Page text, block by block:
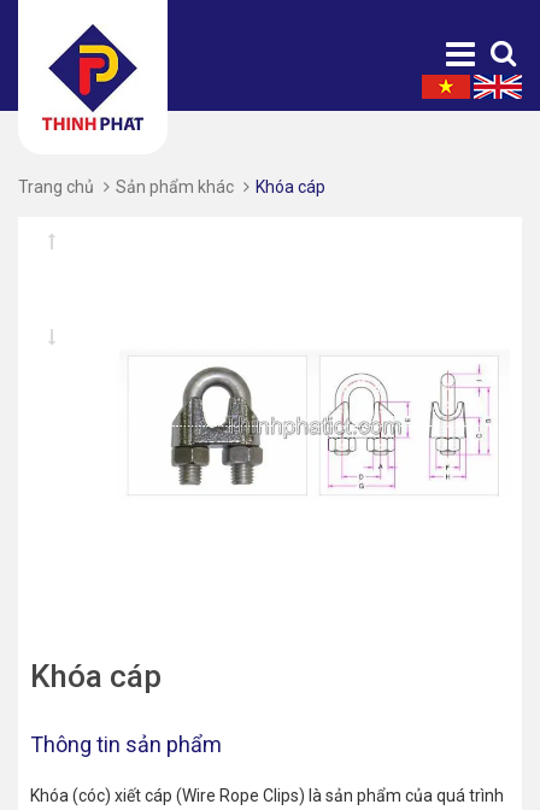
Trang chủ Sản phẩm khác Khóa cáp
Khóa cáp
Thông tin sản phẩm
Khóa (cóc) xiết cáp (Wire Rope Clips) là sản phẩm của quá trình